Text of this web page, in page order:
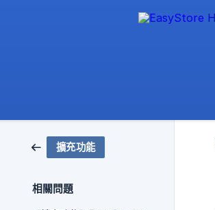
擴充功能
相關問題